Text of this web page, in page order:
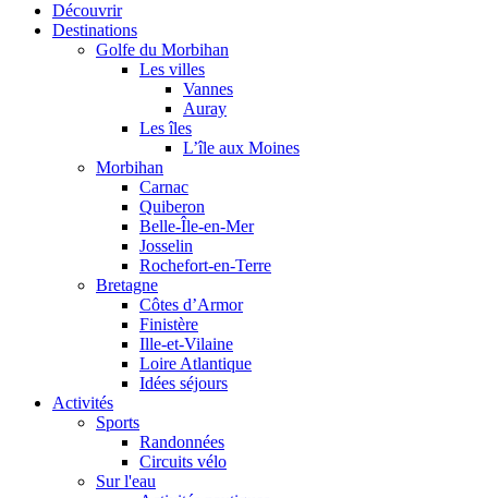
Découvrir
Destinations
Golfe du Morbihan
Les villes
Vannes
Auray
Les îles
L’île aux Moines
Morbihan
Carnac
Quiberon
Belle-Île-en-Mer
Josselin
Rochefort-en-Terre
Bretagne
Côtes d’Armor
Finistère
Ille-et-Vilaine
Loire Atlantique
Idées séjours
Activités
Sports
Randonnées
Circuits vélo
Sur l'eau